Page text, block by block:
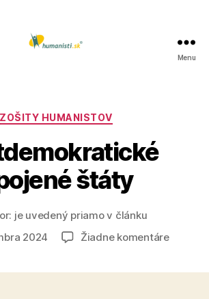
Menu
Kategórie
ZOŠITY HUMANISTOV
štáty
je uvedený priamo v článku
2024 Žiadne komentárena